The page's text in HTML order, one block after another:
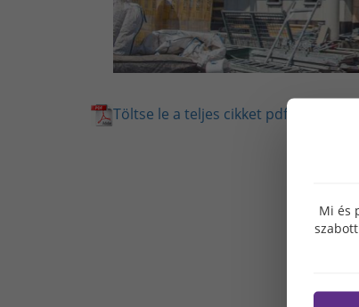
Töltse le a teljes cikket pdf-ben.
Mi és